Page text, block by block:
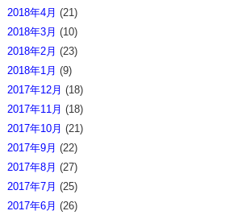
2018年4月 (21)
2018年3月 (10)
2018年2月 (23)
2018年1月 (9)
2017年12月 (18)
2017年11月 (18)
2017年10月 (21)
2017年9月 (22)
2017年8月 (27)
2017年7月 (25)
2017年6月 (26)